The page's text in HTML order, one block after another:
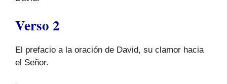
Verso 2
El prefacio a la oración de David, su clamor hacia
el Señor.